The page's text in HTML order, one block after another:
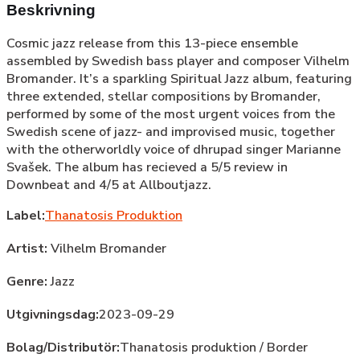
Beskrivning
Cosmic jazz release from this 13-piece ensemble
assembled by Swedish bass player and composer Vilhelm
Bromander. It’s a sparkling Spiritual Jazz album, featuring
three extended, stellar compositions by Bromander,
performed by some of the most urgent voices from the
Swedish scene of jazz- and improvised music, together
with the otherworldly voice of dhrupad singer Marianne
Svašek. The album has recieved a 5/5 review in
Downbeat and 4/5 at Allboutjazz.
Label:Thanatosis Produktion
Artist: Vilhelm Bromander
Genre:Jazz
Utgivningsdag:2023-09-29
Bolag/Distributör:Thanatosis produktion / Border